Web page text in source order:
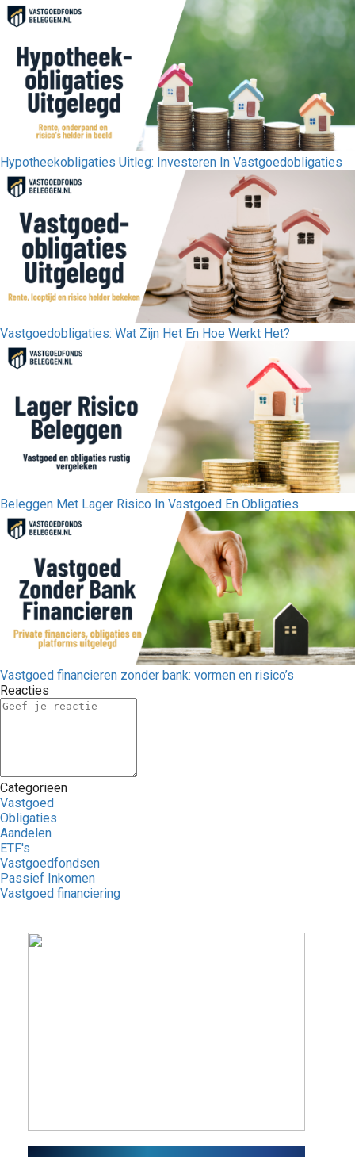
Hypotheekobligaties Uitleg: Investeren In Vastgoedobligaties
Vastgoedobligaties: Wat Zijn Het En Hoe Werkt Het?
Beleggen Met Lager Risico In Vastgoed En Obligaties
Vastgoed financieren zonder bank: vormen en risico’s
Reacties
Categorieën
Vastgoed
Obligaties
Aandelen
ETF's
Vastgoedfondsen
Passief Inkomen
Vastgoed financiering